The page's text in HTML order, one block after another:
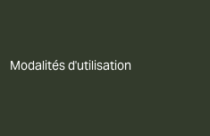
Modalités d'utilisation